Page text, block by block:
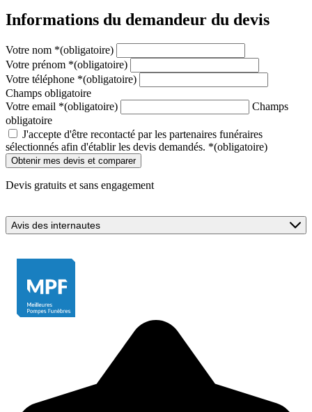
Informations du demandeur du devis
Votre nom *(obligatoire)
Votre prénom *(obligatoire)
Votre téléphone *(obligatoire)
Champs obligatoire
Votre email *(obligatoire)
Champs
obligatoire
J'accepte d'être recontacté par les partenaires funéraires
sélectionnés afin d'établir les devis demandés. *(obligatoire)
Devis gratuits et sans engagement
Avis des internautes